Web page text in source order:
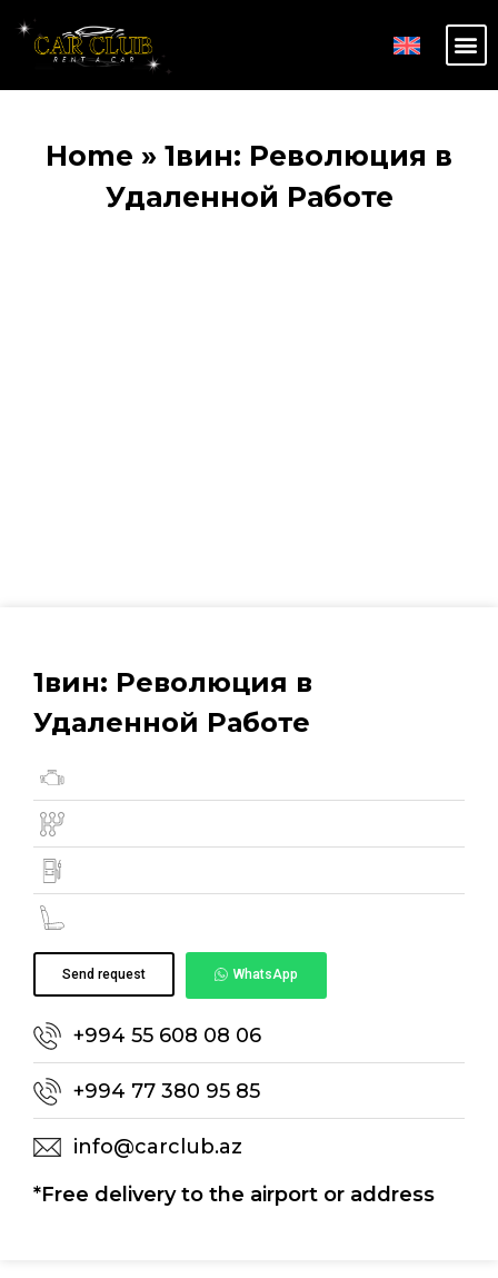
Home » 1вин: Революция в
Удаленной Работе
1вин: Революция в
Удаленной Работе
Send request WhatsApp
+994 55 608 08 06
+994 77 380 95 85
info@carclub.az
*Free delivery to the airport or address